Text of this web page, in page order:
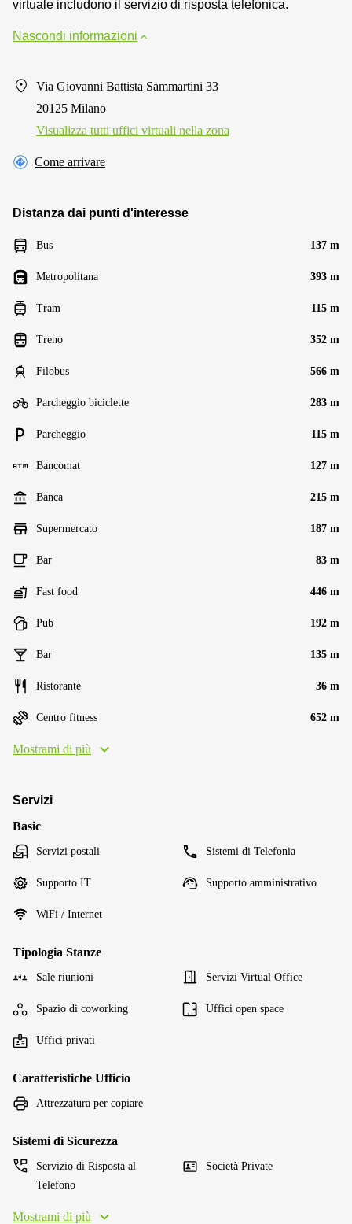
virtuale includono il servizio di risposta telefonica.
Nascondi informazioni
Via Giovanni Battista Sammartini 33
20125 Milano
Visualizza tutti uffici virtuali nella zona
Come arrivare
Distanza dai punti d'interesse
Bus 137 m
Metropolitana 393 m
Tram 115 m
Treno 352 m
Filobus 566 m
Parcheggio biciclette 283 m
Parcheggio 115 m
Bancomat 127 m
Banca 215 m
Supermercato 187 m
Bar 83 m
Fast food 446 m
Pub 192 m
Bar 135 m
Ristorante 36 m
Centro fitness 652 m
Mostrami di più
Servizi
Basic
Servizi postali Sistemi di Telefonia
Supporto IT Supporto amministrativo
WiFi / Internet
Tipologia Stanze
Sale riunioni Servizi Virtual Office
Spazio di coworking Uffici open space
Uffici privati
Caratteristiche Ufficio
Attrezzatura per copiare
Sistemi di Sicurezza
Servizio di Risposta al
Telefono
Società Private
Mostrami di più